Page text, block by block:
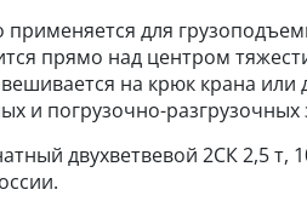
для
прямо над центром
на крюк крана
и погрузочно-разгрузочных
двухветвевой 2СК 2,5